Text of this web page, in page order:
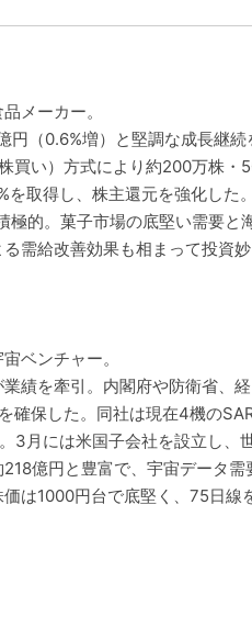
メーカー。
円（0.6%増）と堅調な成長継続
買い）方式により約200万株・
取得し、株主還元を強化した。
極的。菓子市場の底堅い需要と
需給改善効果も相まって投資妙
ベンチャー。
績を牽引。内閣府や防衛省、経
確保した。同社は現在4機の
3月には米国子会社を設立し、
億円と豊富で、宇宙データ需
は1000円台で底堅く、75日線